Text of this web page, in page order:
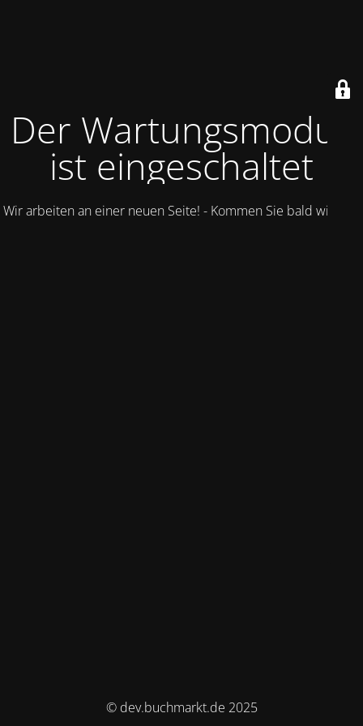
Der Wartungsmodus
ist eingeschaltet
Wir arbeiten an einer neuen Seite! - Kommen Sie bald wieder.
© dev.buchmarkt.de 2025